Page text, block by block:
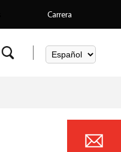
Carrera